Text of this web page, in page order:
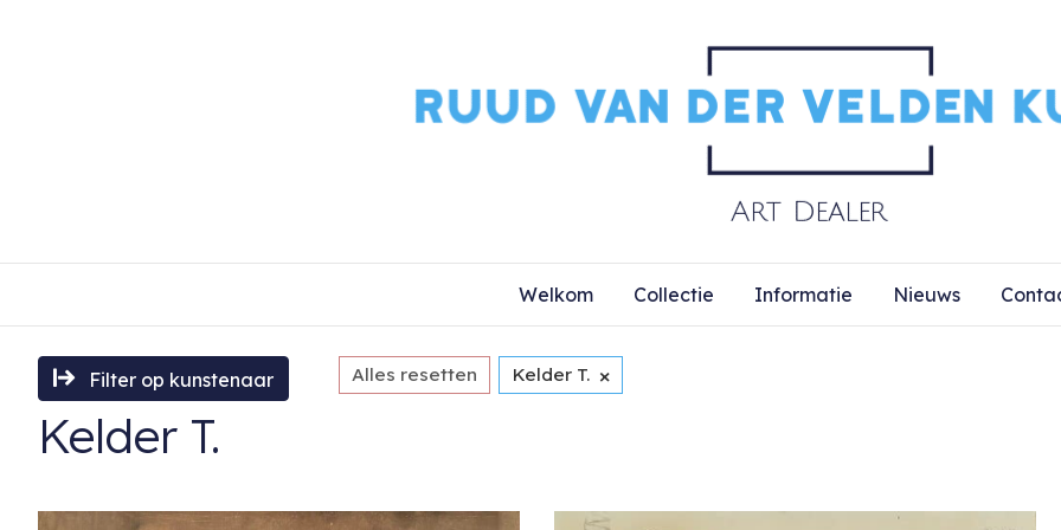
Welkom Collectie Informatie Nieuws
Filter op kunstenaar Alles resetten Kelder T. ×
Kelder T.